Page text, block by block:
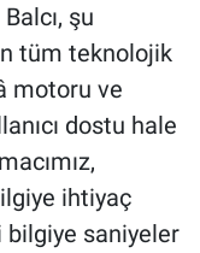
şu
tüm teknolojik
motoru ve
dostu hale
ihtiyaç
bilgiye saniyeler